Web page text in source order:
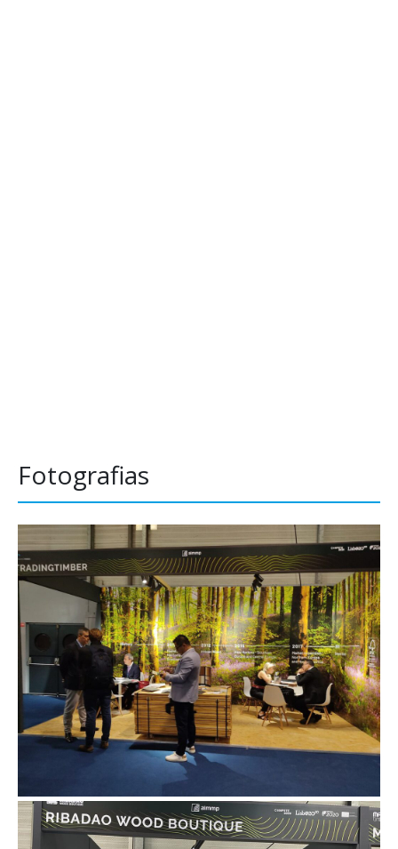
Fotografias